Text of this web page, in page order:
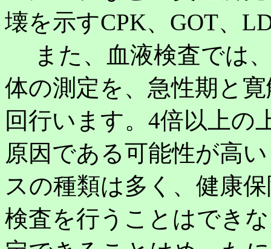
壊を示すCPK、GOT、
また、血液検査では
体の測定を、急性期と
回行います。4倍以上の
原因である可能性が高
スの種類は多く、健康
検査を行うことはでき